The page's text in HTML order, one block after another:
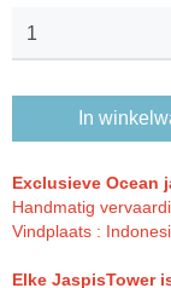
In
Exclusieve Ocean
Handmatig
Vindplaats :
Elke JaspisTower